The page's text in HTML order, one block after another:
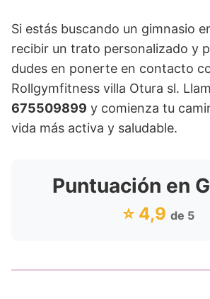
Si estás buscando un gimnasio
recibir un trato personalizado y
dudes en ponerte en contacto
Rollgymfitness villa Otura sl.
675509899 y comienza tu
vida más activa y saludable.
Puntuación en
⭐ 4,9 de 5